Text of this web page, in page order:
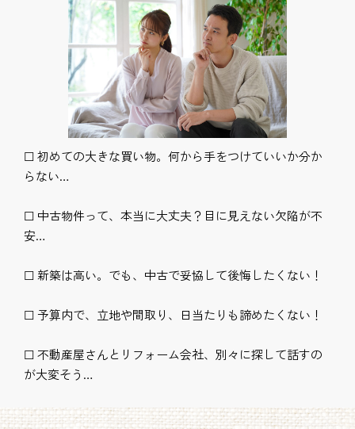
☐ 初めての大きな買い物。何から手をつけていいか分か
らない…
☐ 中古物件って、本当に大丈夫？目に見えない欠陥が不
安…
☐ 新築は高い。でも、中古で妥協して後悔したくない！
☐ 予算内で、立地や間取り、日当たりも諦めたくない！
☐ 不動産屋さんとリフォーム会社、別々に探して話すの
が大変そう…